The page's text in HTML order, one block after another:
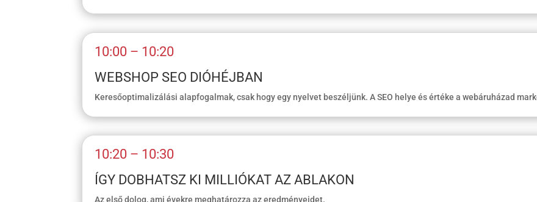
10:00 – 10:20
WEBSHOP SEO DIÓHÉJBAN
Keresőoptimalizálási alapfogalmak, csak hogy egy nyelvet beszéljünk. A SEO helye és értéke a webáruházad
10:20 – 10:30
ÍGY DOBHATSZ KI MILLIÓKAT AZ ABLAKON
Az első dolog, ami évekre meghatározza az eredményeidet.